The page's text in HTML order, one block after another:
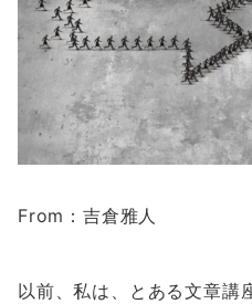
From：吉倉雅人
以前、私は、とある文章講